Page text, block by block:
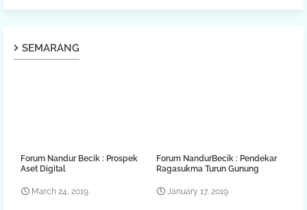
SEMARANG
Forum Nandur Becik : Prospek
Aset Digital
March 24, 2019
Forum NandurBecik : Pendekar
Ragasukma Turun Gunung
January 17, 2019